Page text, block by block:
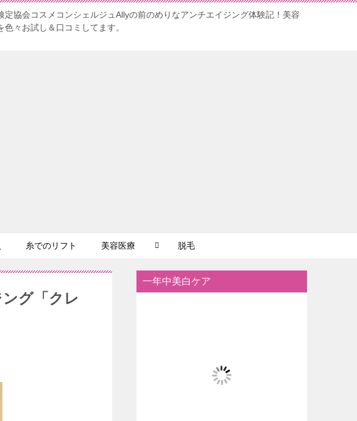
定協会コスメコンシェルジュAllyの前のめりなアンチエイジング体験記！美容
色々お試し＆口コミしてます。
糸でのリフト 美容医療 脱毛
グ「クレ
一年中美白ケア